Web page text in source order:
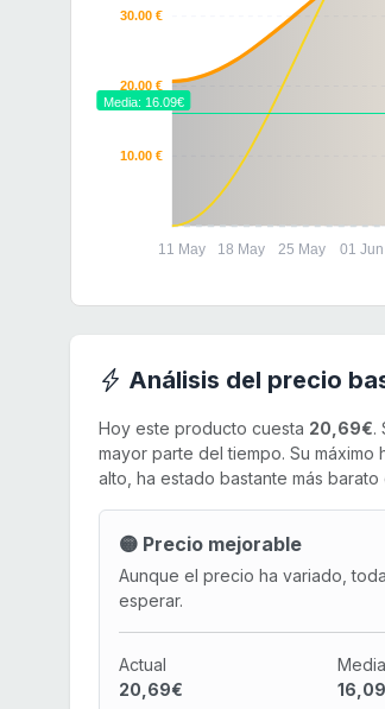
30.00 €
20.00 €
10.00 €
11 May 18 May 25 May 01 Jun
Media: 16.09€
Análisis del precio
Hoy este producto cuesta 20,69€.
mayor parte del tiempo. Su
alto, ha estado bastante más
🟡 Precio mejorable
Aunque el precio ha variado,
esperar.
Actual
20,69€
Media